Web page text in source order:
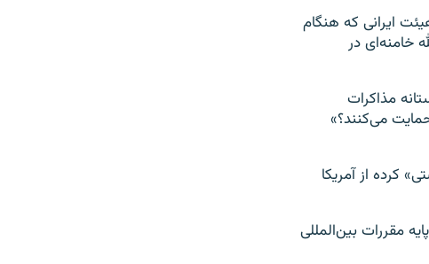
ایرانی که هنگام
از سخنان آیت الله خامنه‌ای در
اسلامی ۲۷ شهریور و در آستانه مذاکرات
می‌کنند؟»
کرده از آمریکا
مقررات بین‌المللی